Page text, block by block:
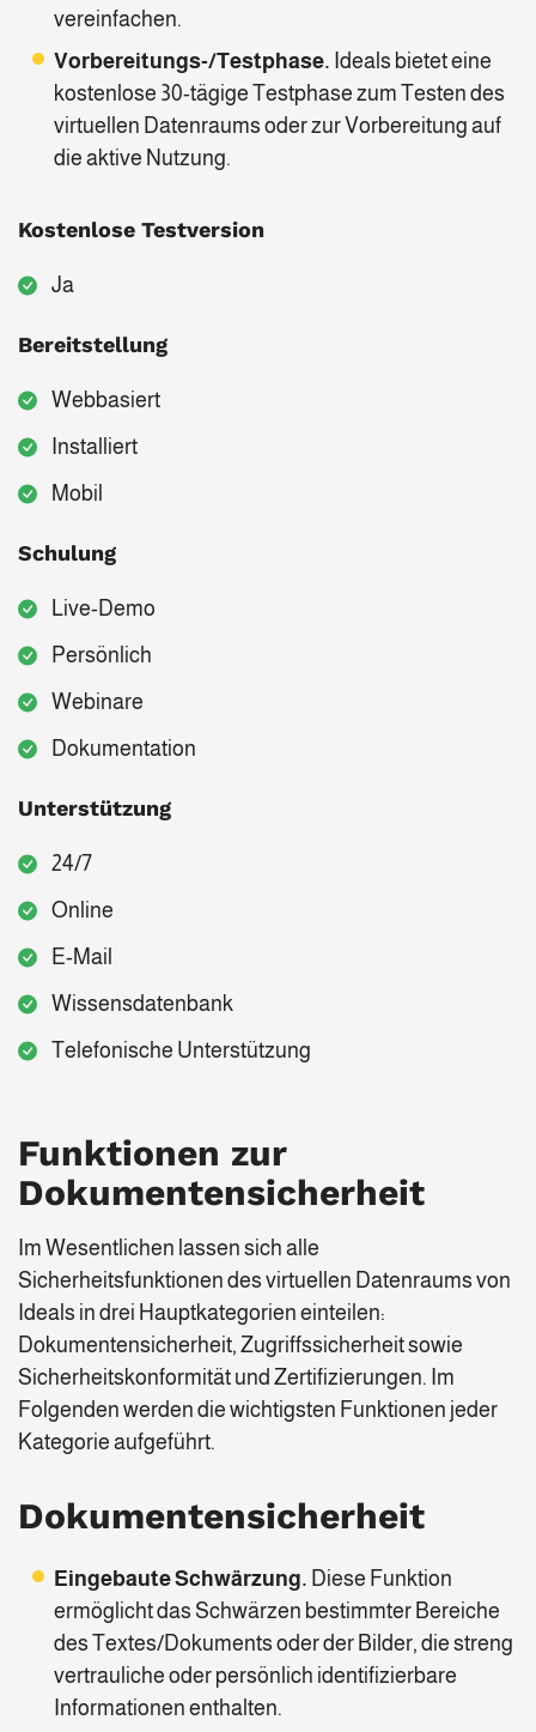
vereinfachen.
Vorbereitungs-/Testphase. Ideals bietet eine
kostenlose 30-tägige Testphase zum Testen des
virtuellen Datenraums oder zur Vorbereitung auf
die aktive Nutzung.
Kostenlose Testversion
Ja
Bereitstellung
Webbasiert
Installiert
Mobil
Schulung
Live-Demo
Persönlich
Webinare
Dokumentation
Unterstützung
24/7
Online
E-Mail
Wissensdatenbank
Telefonische Unterstützung
Funktionen zur
Dokumentensicherheit
Im Wesentlichen lassen sich alle
Sicherheitsfunktionen des virtuellen Datenraums von
Ideals in drei Hauptkategorien einteilen:
Dokumentensicherheit, Zugriffssicherheit sowie
Sicherheitskonformität und Zertifizierungen. Im
Folgenden werden die wichtigsten Funktionen jeder
Kategorie aufgeführt.
Dokumentensicherheit
Eingebaute Schwärzung. Diese Funktion
ermöglicht das Schwärzen bestimmter Bereiche
des Textes/Dokuments oder der Bilder, die streng
vertrauliche oder persönlich identifizierbare
Informationen enthalten.